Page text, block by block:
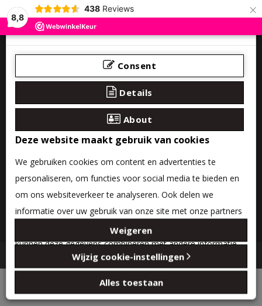
8,8
438 Reviews ×
0 product(en) - €0,00
Consent
Details
About
Deze website maakt gebruik van cookies
We gebruiken cookies om content en advertenties te
personaliseren, om functies voor social media te bieden en
om ons websiteverkeer te analyseren. Ook delen we
informatie over uw gebruik van onze site met onze partners
voor social media, adverteren en analyse. Deze partners
kunnen deze gegevens combineren met andere informatie
die u aan ze heeft verstrekt of die ze hebben verzameld op
basis van uw gebruik van hun services.
Weigeren
Wijzig cookie-instellingen
Alles toestaan